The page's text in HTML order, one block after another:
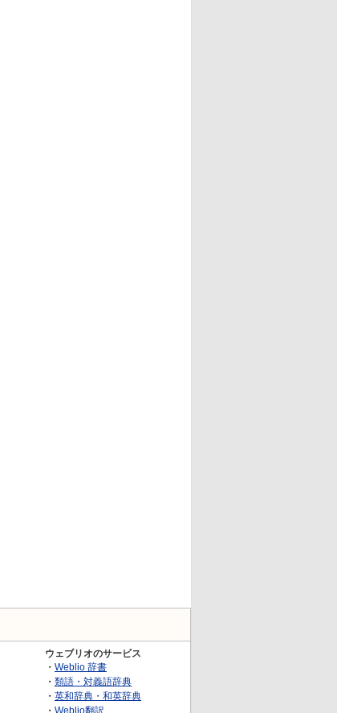
ウェブリオのサービス
・ Weblio 辞書
・ 類語・対義語辞典
・ 英和辞典・和英辞典
・ Weblio翻訳